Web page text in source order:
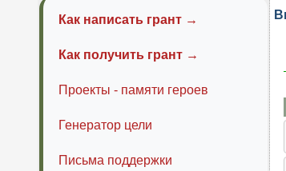
Как написать грант →
Как получить грант →
Проекты - памяти героев
Генератор цели
Письма поддержки